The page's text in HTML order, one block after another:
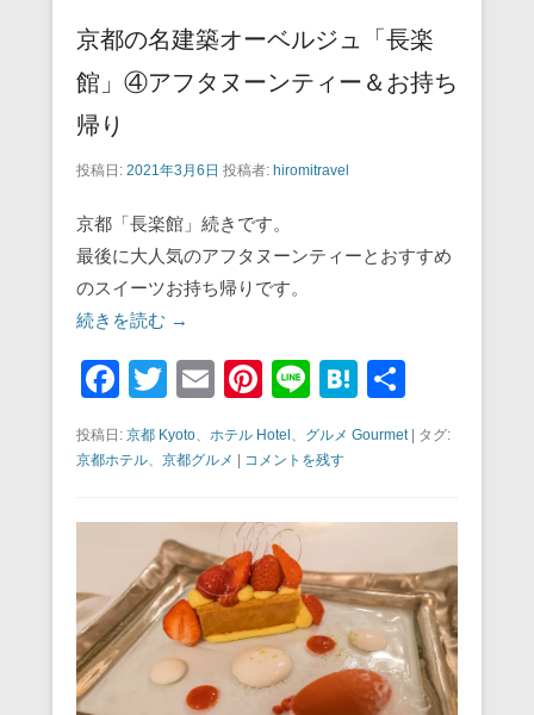
京都の名建築オーベルジュ「長楽
館」④アフタヌーンティー＆お持ち
帰り
投稿日: 2021年3月6日 投稿者: hiromitravel
京都「長楽館」続きです。
最後に大人気のアフタヌーンティーとおすすめ
のスイーツお持ち帰りです。
続きを読む →
F
a
c
b
o
o
k
T
tt
E
ail
Pi
er
st
Li
n
e
H
a
投稿日: 京都 Kyoto、 ホテル Hotel 、 グルメ Gourmet| タグ:
京都ホテル、 京都グルメ コメントを残す